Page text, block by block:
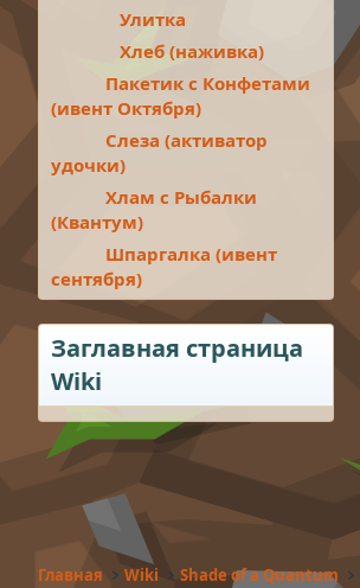
Улитка
Хлеб (наживка)
Пакетик с Конфетами
(ивент Октября)
Слеза (активатор
удочки)
Хлам с Рыбалки
(Квантум)
Шпаргалка (ивент
сентября)
Заглавная страница
Wiki
Главная Wiki Shade of a Quantum